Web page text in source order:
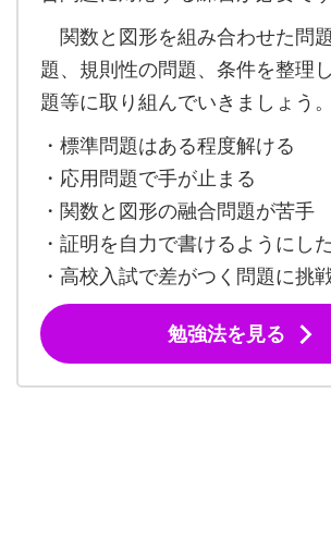
関数と図形を組み合わせた問
題、規則性の問題、条件を整理
題等に取り組んでいきましょう。
・標準問題はある程度解ける
・応用問題で手が止まる
・関数と図形の融合問題が苦手
・証明を自力で書けるようにし
・高校入試で差がつく問題に挑
勉強法を見る